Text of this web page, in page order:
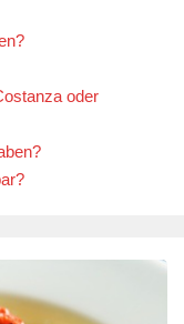
oder